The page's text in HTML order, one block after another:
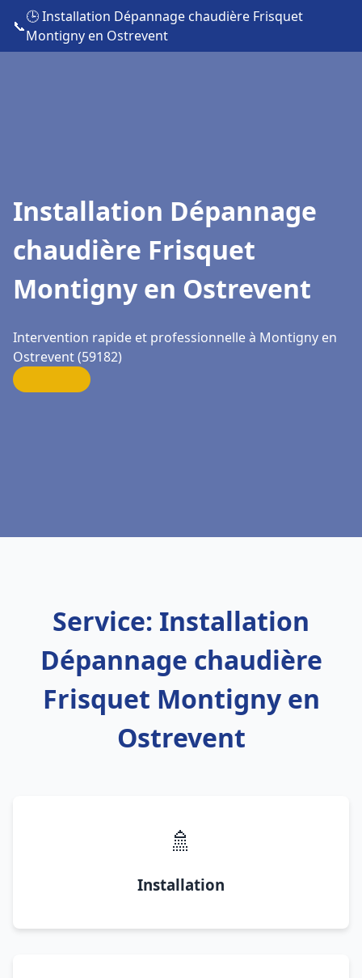
📞
🕒 Installation Dépannage chaudière Frisquet
Montigny en Ostrevent
Installation Dépannage
chaudière Frisquet
Montigny en Ostrevent
Intervention rapide et professionnelle à Montigny en
Ostrevent (59182)
Service: Installation
Dépannage chaudière
Frisquet Montigny en
Ostrevent
🚿
Installation